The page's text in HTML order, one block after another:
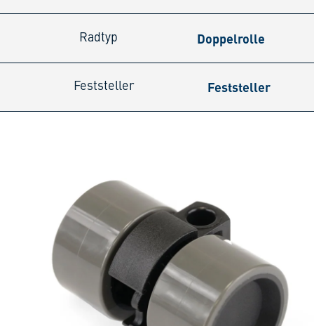
Radtyp Doppelrolle
Feststeller Feststeller